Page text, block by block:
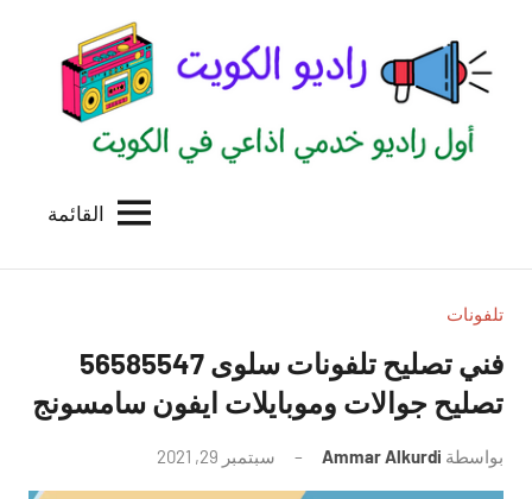
المحتوى
الكويت
للاعلانات
بالكويت
القائمة
تلفونات
فني تصليح تلفونات سلوى 56585547
تصليح جوالات وموبايلات ايفون سامسونج
بواسطة Ammar Alkurdi سبتمبر 29, 2021
توجد